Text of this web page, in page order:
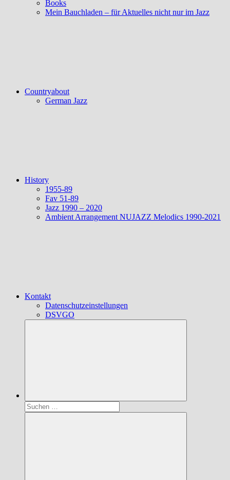
Books
Mein Bauchladen – für Aktuelles nicht nur im Jazz
Countryabout
German Jazz
History
1955-89
Fav 51-89
Jazz 1990 – 2020
Ambient Arrangement NUJAZZ Melodics 1990-2021
Kontakt
Datenschutzeinstellungen
DSVGO
Suchen
nach: